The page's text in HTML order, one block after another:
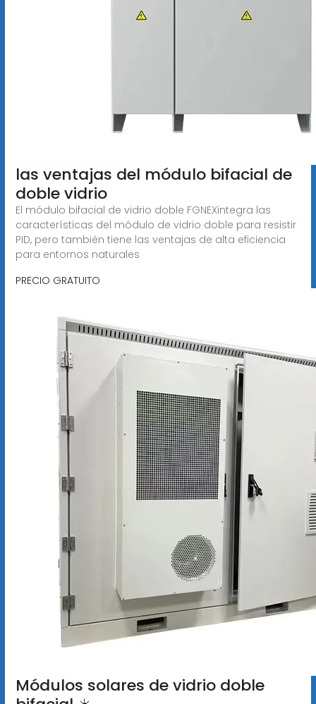
las ventajas del módulo bifacial de
doble vidrio
El módulo bifacial de vidrio doble FGNEXintegra las
características del módulo de vidrio doble para resistir
PID, pero también tiene las ventajas de alta eficiencia
para entornos naturales
PRECIO GRATUITO
Módulos solares de vidrio doble